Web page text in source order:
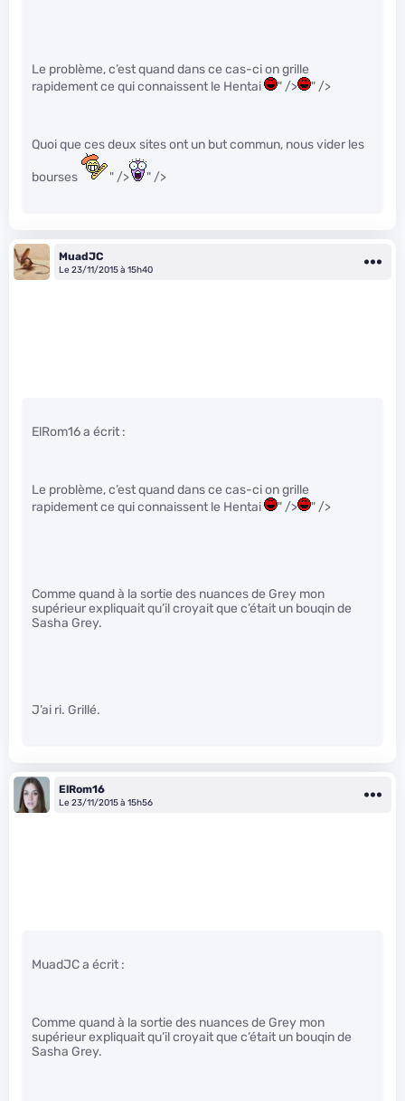
Le problème, c’est quand dans ce cas-ci on grille
rapidement ce qui connaissent le Hentai
" /> " />
Quoi que ces deux sites ont un but commun, nous vider les
bourses " /> " />
MuadJC
Le 23/11/2015 à 15h40
ElRom16 a écrit :
Le problème, c’est quand dans ce cas-ci on grille
rapidement ce qui connaissent le Hentai
" /> " />
Comme quand à la sortie des nuances de Grey mon
supérieur expliquait qu’il croyait que c’était un bouqin de
Sasha Grey.
J’ai ri. Grillé.
ElRom16
Le 23/11/2015 à 15h56
MuadJC a écrit :
Comme quand à la sortie des nuances de Grey mon
supérieur expliquait qu’il croyait que c’était un bouqin de
Sasha Grey.